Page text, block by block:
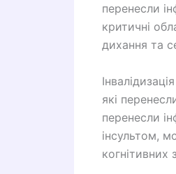
перенесли
критичні
дихання та
які
перенесли
інсультом,
когнітивних